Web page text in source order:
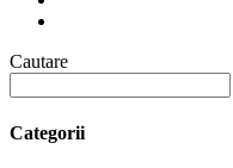
Cautare
Categorii